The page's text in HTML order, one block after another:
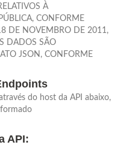
À
CONFORME
DE NOVEMBRO DE 2011,
DADOS SÃO
JSON, CONFORME
do host da API abaixo,
API: